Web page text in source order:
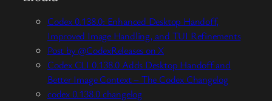
Codex 0.138.0: Enhanced Desktop Handoff,
Improved Image Handling, and TUI Refinements
Post by @CodexReleases on X
Codex CLI 0.138.0 Adds Desktop Handoff and
Better Image Context – The Codex Changelog
codex 0.138.0 changelog